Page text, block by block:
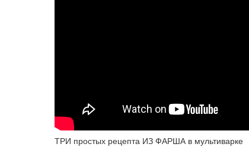
ТРИ простых рецепта ИЗ ФАРША в мультиварке